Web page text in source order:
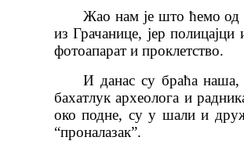
Жао нам је што ћемо од
из Грачанице, јер
фотоапарат и проклетство.
И данас су браћа наша,
бахатлук археолога и
око подне, су у шали и
“проналазак”.